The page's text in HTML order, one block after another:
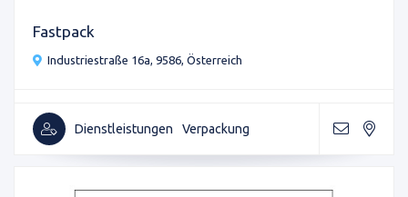
Fastpack
Industriestraße 16a, 9586, Österreich
Dienstleistungen Verpackung